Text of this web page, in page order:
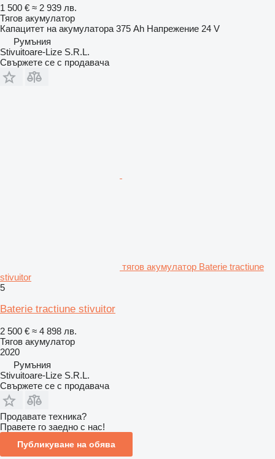
1 500 € ≈ 2 939 лв.
Тягов акумулатор
Капацитет на акумулатора 375 Ah Напрежение 24 V
Румъния
Stivuitoare-Lize S.R.L.
Свържете се с продавача
тягов акумулатор Baterie tractiune
stivuitor
5
Baterie tractiune stivuitor
2 500 € ≈ 4 898 лв.
Тягов акумулатор
2020
Румъния
Stivuitoare-Lize S.R.L.
Свържете се с продавача
Продавате техника?
Правете го заедно с нас!
Публикуване на обява